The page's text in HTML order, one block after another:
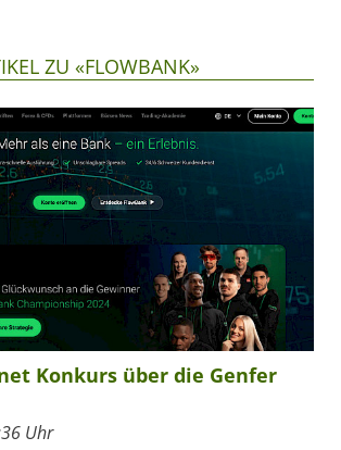
ZU «FLOWBANK»
Konkurs über die Genfer
Uhr